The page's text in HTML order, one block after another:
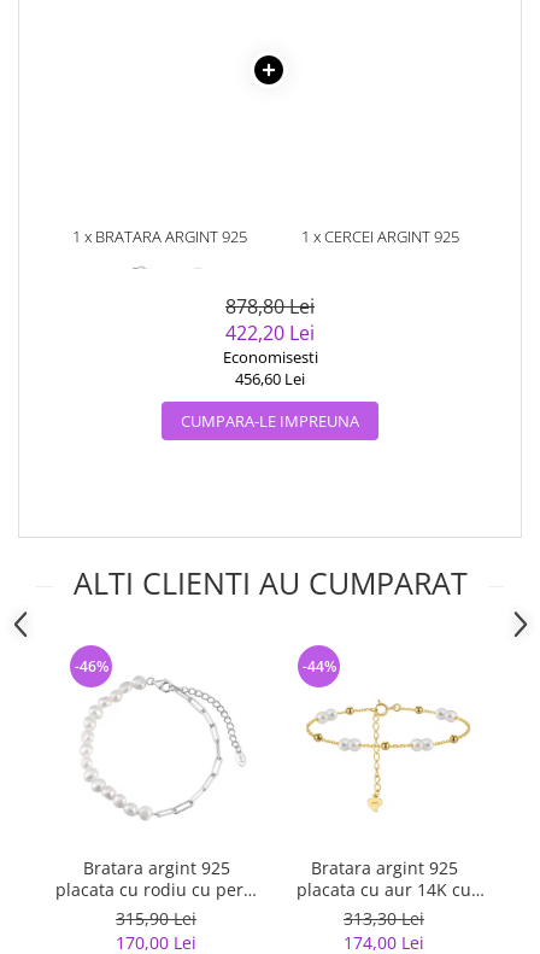
1 x BRATARA ARGINT 925
1 x CERCEI ARGINT 925
878,80 Lei
422,20 Lei
Economisesti
456,60 Lei
CUMPARA-LE IMPREUNA
ALTI CLIENTI AU CUMPARAT
Bratara argint 925
placata cu rodiu cu perle
naturale
315,90 Lei
170,00 Lei
-46%
Bratara argint 925
placata cu aur 14K cu
perle naturale
313,30 Lei
174,00 Lei
-44%